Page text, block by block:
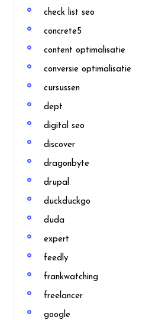
check list seo
concrete5
content optimalisatie
conversie optimalisatie
cursussen
dept
digital seo
discover
dragonbyte
drupal
duckduckgo
duda
expert
feedly
frankwatching
freelancer
google